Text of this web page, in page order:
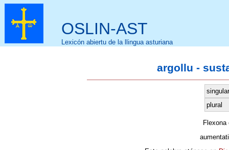
OSLIN-AST
Lexicón abiertu de la llingua asturiana
argollu -
singular
plural